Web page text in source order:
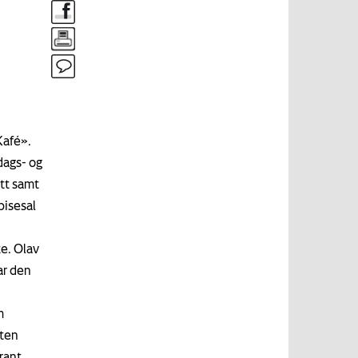
og
samt
Olav
den